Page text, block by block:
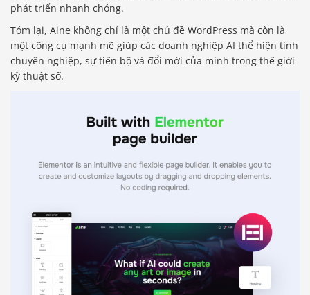
phát triển nhanh chóng.
Tóm lại, Aine không chỉ là một chủ đề WordPress mà còn là
một công cụ mạnh mẽ giúp các doanh nghiệp AI thể hiện tính
chuyên nghiệp, sự tiến bộ và đổi mới của mình trong thế giới
kỹ thuật số.